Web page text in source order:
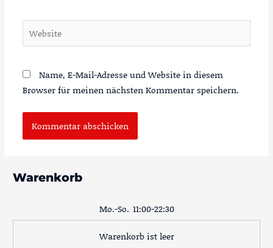
Website
Name, E-Mail-Adresse und Website in diesem
Browser für meinen nächsten Kommentar speichern.
Warenkorb
Mo.-So. 11:00-22:30
Warenkorb ist leer